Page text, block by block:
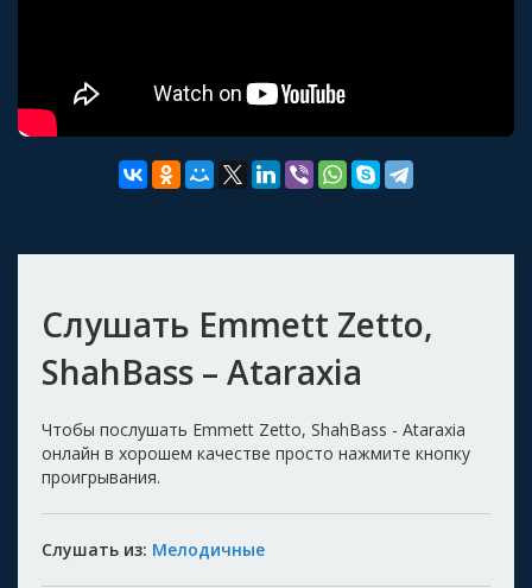
Слушать Emmett Zetto,
ShahBass – Ataraxia
Чтобы послушать Emmett Zetto, ShahBass - Ataraxia
онлайн в хорошем качестве просто нажмите кнопку
проигрывания.
Слушать из: Мелодичные